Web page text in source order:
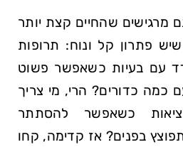
שהחיים קצת יותר
פתרון קל ונוח: תרופות
עם בעיות כשאפשר פשוט
כמה כדורים? הרי, מי צריך
כשאפשר להסתתר
בפנים? ⁢אז ‌קדימה, קחו